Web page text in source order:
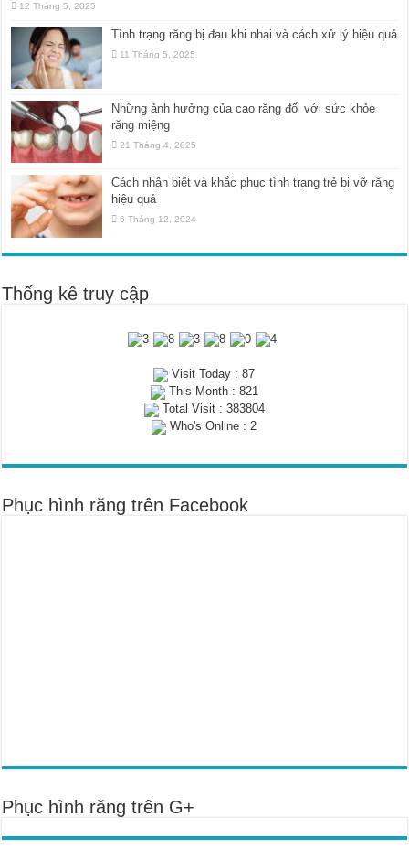
12 Tháng 5, 2025
Tình trạng răng bị đau khi nhai và cách xử lý hiệu quả
11 Tháng 5, 2025
Những ảnh hưởng của cao răng đối với sức khỏe
răng miệng
21 Tháng 4, 2025
Cách nhận biết và khắc phục tình trạng trẻ bị vỡ răng
hiệu quả
6 Tháng 12, 2024
Thống kê truy cập
Visit Today : 87
This Month : 821
Total Visit : 383804
Who's Online : 2
Phục hình răng trên Facebook
Phục hình răng trên G+